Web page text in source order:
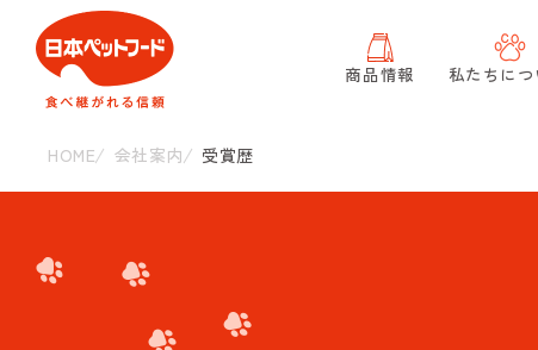
商品情報 私たちにつ
HOME 会社案内 受賞歴